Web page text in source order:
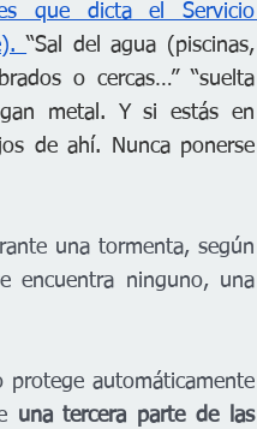
que dicta el Servicio
“Sal del agua (piscinas,
o cercas…” “suelta
metal. Y si estás en
de ahí. Nunca ponerse
una tormenta, según
encuentra ninguno, una
automáticamente
una tercera parte de las